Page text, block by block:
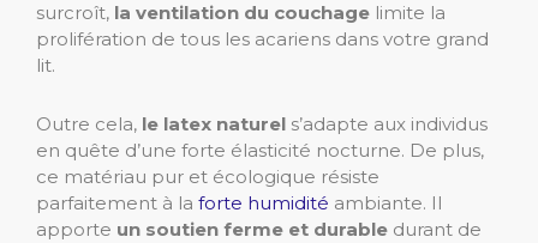
surcroît, la ventilation du couchage limite la
prolifération de tous les acariens dans votre grand
lit.
Outre cela, le latex naturel s’adapte aux individus
en quête d’une forte élasticité nocturne. De plus,
ce matériau pur et écologique résiste
parfaitement à la forte humidité ambiante. Il
apporte un soutien ferme et durable durant de